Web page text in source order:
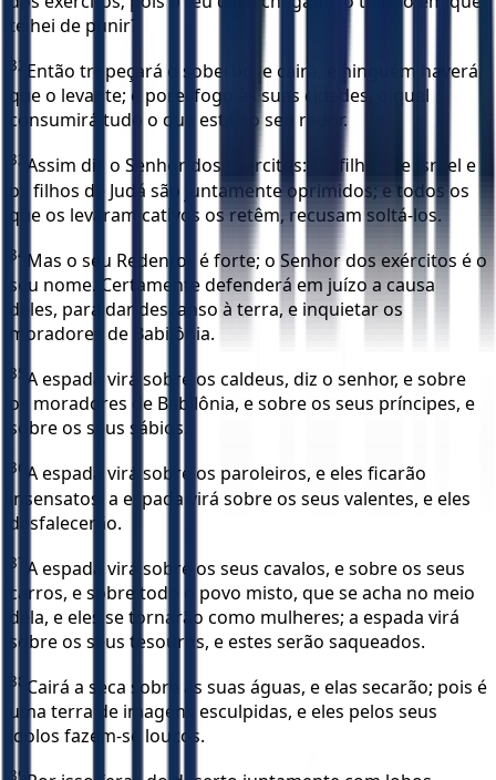
te hei de punir?
32 Então tropeçará o soberbo, e cairá, e ninguém haverá
que o levante; e porei fogo às suas cidades, o qual
consumirá tudo o que está ao seu redor.
33 Assim diz o Senhor dos exércitos: Os filhos de Israel e
os filhos de Judá são juntamente oprimidos; e todos os
que os levaram cativos os retêm, recusam soltá-los.
34 Mas o seu Redentor é forte; o Senhor dos exércitos é o
seu nome. Certamente defenderá em juízo a causa
deles, para dar descanso à terra, e inquietar os
moradores de Babilônia.
35 A espada virá sobre os caldeus, diz o senhor, e sobre
os moradores de Babilônia, e sobre os seus príncipes, e
sobre os seus sábios.
36 A espada virá sobre os paroleiros, e eles ficarão
insensatos; a espada virá sobre os seus valentes, e eles
desfalecerão.
37 A espada virá sobre os seus cavalos, e sobre os seus
carros, e sobre todo o povo misto, que se acha no meio
dela, e eles se tornarão como mulheres; a espada virá
sobre os seus tesouros, e estes serão saqueados.
38 Cairá a seca sobre as suas águas, e elas secarão; pois é
uma terra de imagens esculpidas, e eles pelos seus
ídolos fazem-se loucos.
39